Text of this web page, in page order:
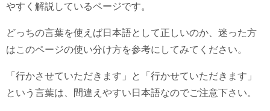
やすく解説しているページです。
どっちの言葉を使えば日本語として正しいのか、迷った方
はこのページの使い分け方を参考にしてみてください。
「行かさせていただきます」と「行かせていただきます」
という言葉は、間違えやすい日本語なのでご注意下さい。